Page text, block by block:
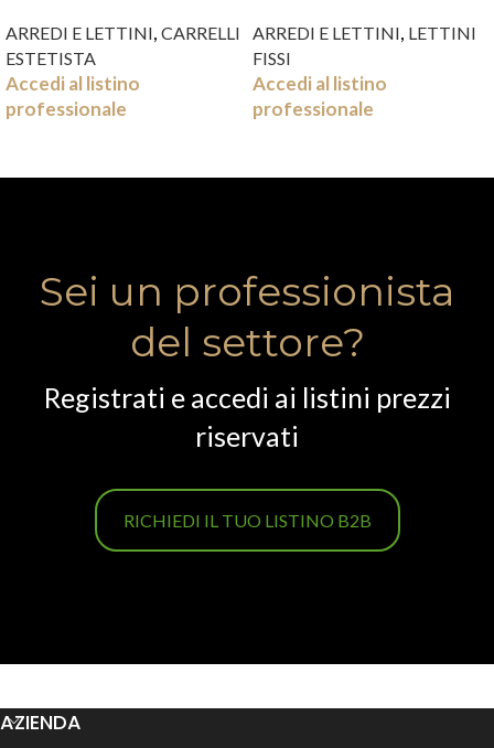
ARREDI E LETTINI, CARRELLI
ESTETISTA
Accedi al listino
professionale
ARREDI E LETTINI, LETTINI
FISSI
Accedi al listino
professionale
Sei un professionista
del settore?
Registrati e accedi ai listini prezzi
riservati
RICHIEDI IL TUO LISTINO B2B
AZIENDA